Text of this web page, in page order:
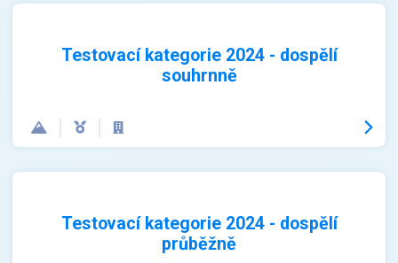
Testovací kategorie 2024 - dospělí
souhrnně
Testovací kategorie 2024 - dospělí
průběžně